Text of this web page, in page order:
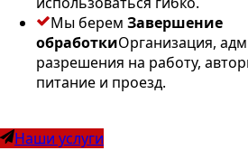
Мы берем Завершение
обработкиОрганизация,
разрешения на работу,
питание и проезд.
Наши услуги